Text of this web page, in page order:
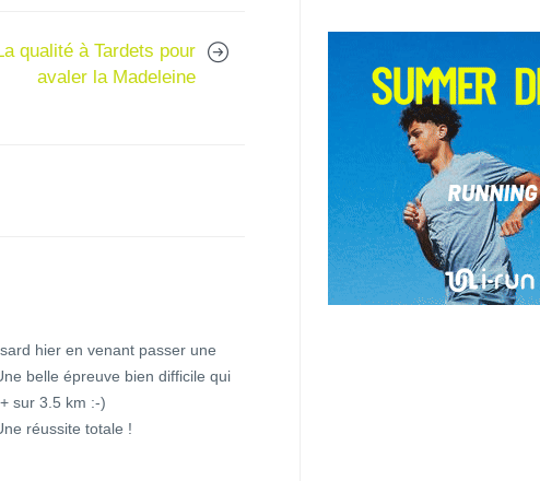
qualité à Tardets pour
avaler la Madeleine
hier en venant passer une
belle épreuve bien difficile qui
sur 3.5 km :-)
réussite totale !